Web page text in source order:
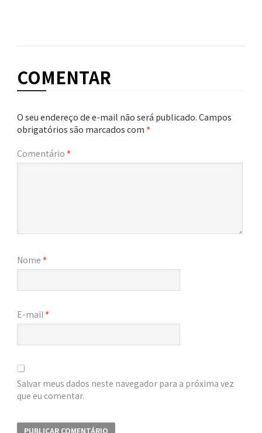
COMENTAR
O seu endereço de e-mail não será publicado.Campos
obrigatórios são marcados com*
Comentário *
Nome *
E-mail *
Salvar meus dados neste navegador para a próxima vez
que eu comentar.